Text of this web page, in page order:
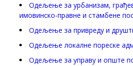
Одељење за урбанизам,
имовинско-правне и стамбене
Одељење за привреду и
Одељење локалне пореске
Одељење за управу и опште